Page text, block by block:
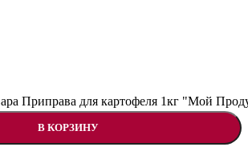
Приправа для картофеля 1кг "Мой
В КОРЗИНУ